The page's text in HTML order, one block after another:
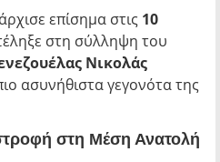
επίσημα στις 10
στη σύλληψη του
Νικολάς
ασυνήθιστα γεγονότα της
στη Μέση Ανατολή